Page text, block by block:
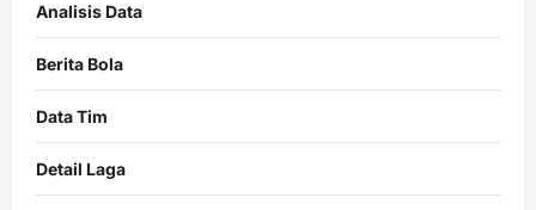
Analisis Data
Berita Bola
Data Tim
Detail Laga